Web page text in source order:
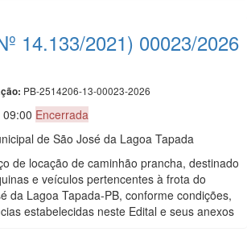
14.133/2021) 00023/2026
PB-2514206-13-00023-2026
Encerrada
de São José da Lagoa Tapada
de locação de caminhão prancha, destinado
e veículos pertencentes à frota do
da Lagoa Tapada-PB, conforme condições,
estabelecidas neste Edital e seus anexos